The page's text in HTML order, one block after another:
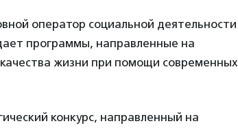
оператор социальной деятельности
программы, направленные на
жизни при помощи современных
конкурс, направленный на